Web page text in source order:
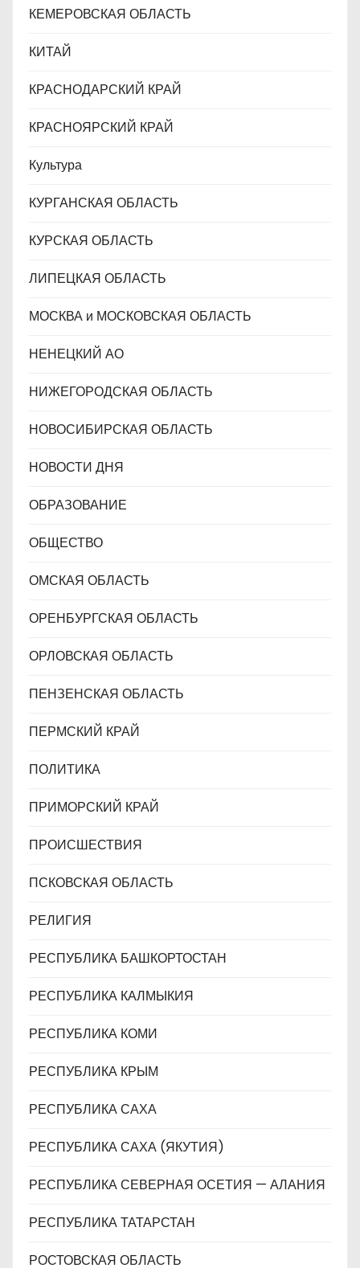
КЕМЕРОВСКАЯ ОБЛАСТЬ
КИТАЙ
КРАСНОДАРСКИЙ КРАЙ
КРАСНОЯРСКИЙ КРАЙ
Культура
КУРГАНСКАЯ ОБЛАСТЬ
КУРСКАЯ ОБЛАСТЬ
ЛИПЕЦКАЯ ОБЛАСТЬ
МОСКВА и МОСКОВСКАЯ ОБЛАСТЬ
НЕНЕЦКИЙ АО
НИЖЕГОРОДСКАЯ ОБЛАСТЬ
НОВОСИБИРСКАЯ ОБЛАСТЬ
НОВОСТИ ДНЯ
ОБРАЗОВАНИЕ
ОБЩЕСТВО
ОМСКАЯ ОБЛАСТЬ
ОРЕНБУРГСКАЯ ОБЛАСТЬ
ОРЛОВСКАЯ ОБЛАСТЬ
ПЕНЗЕНСКАЯ ОБЛАСТЬ
ПЕРМСКИЙ КРАЙ
ПОЛИТИКА
ПРИМОРСКИЙ КРАЙ
ПРОИСШЕСТВИЯ
ПСКОВСКАЯ ОБЛАСТЬ
РЕЛИГИЯ
РЕСПУБЛИКА БАШКОРТОСТАН
РЕСПУБЛИКА КАЛМЫКИЯ
РЕСПУБЛИКА КОМИ
РЕСПУБЛИКА КРЫМ
РЕСПУБЛИКА САХА
РЕСПУБЛИКА САХА (ЯКУТИЯ)
РЕСПУБЛИКА СЕВЕРНАЯ ОСЕТИЯ — АЛАНИЯ
РЕСПУБЛИКА ТАТАРСТАН
РОСТОВСКАЯ ОБЛАСТЬ